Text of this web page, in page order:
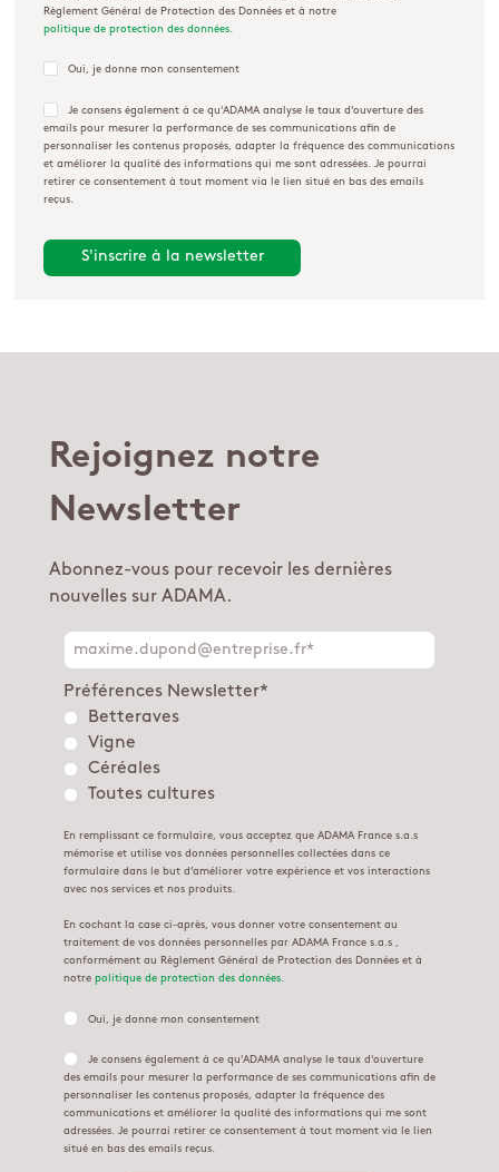
Règlement Général de Protection des Données et à notre
politique de protection des données.
Oui, je donne mon consentement
Je consens également à ce qu'ADAMA analyse le taux d'ouverture des
emails pour mesurer la performance de ses communications afin de
personnaliser les contenus proposés, adapter la fréquence des communications
et améliorer la qualité des informations qui me sont adressées. Je pourrai
retirer ce consentement à tout moment via le lien situé en bas des emails
reçus.
Rejoignez notre
Newsletter
Abonnez-vous pour recevoir les dernières
nouvelles sur ADAMA.
Préférences Newsletter*
Betteraves
Vigne
Céréales
Toutes cultures
En remplissant ce formulaire, vous acceptez que ADAMA France s.a.s
mémorise et utilise vos données personnelles collectées dans ce
formulaire dans le but d’améliorer votre expérience et vos interactions
avec nos services et nos produits.
En cochant la case ci-après, vous donner votre consentement au
traitement de vos données personnelles par ADAMA France s.a.s ,
conformément au Règlement Général de Protection des Données et à
notre politique de protection des données.
Oui, je donne mon consentement
Je consens également à ce qu'ADAMA analyse le taux d'ouverture
des emails pour mesurer la performance de ses communications afin de
personnaliser les contenus proposés, adapter la fréquence des
communications et améliorer la qualité des informations qui me sont
adressées. Je pourrai retirer ce consentement à tout moment via le lien
situé en bas des emails reçus.